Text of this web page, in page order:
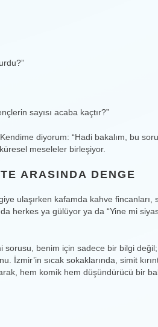
sayısı acaba kaçtır?”
diyorum: “Hadi bakalım, bu
meseleler birleşiyor.
ARASINDA DENGE
ulaşırken kafamda kahve fincanları,
herkes ya gülüyor ya da “Yine mi
benim için sadece bir bilgi
sıcak sokaklarında, simit
hem komik hem düşündürücü bir